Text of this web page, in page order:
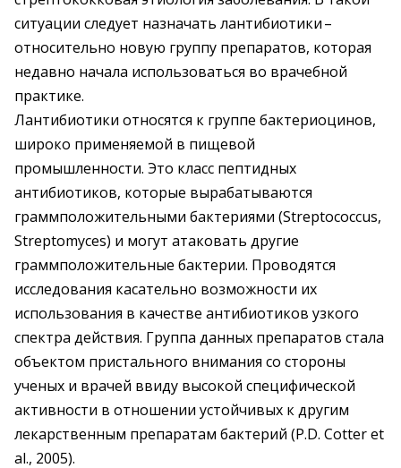
ситуа­ции следует назначать лантибиотики – ​
относительно новую группу препаратов, которая
недавно начала исполь­зоваться во врачебной
практике.
Лантибиотики относятся к группе бактериоцинов,
широко применяемой в пищевой
промышленности. Это класс пептидных
антибиотиков, которые вырабатываются
граммположительными бактериями (Streptococcus,
Streptomyces) и могут атаковать другие
граммположительные бактерии. Проводятся
исследования касательно возможности их
использования в качестве антибиотиков узкого
спектра действия. Группа данных препаратов стала
объектом пристального внимания со стороны
ученых и врачей ввиду высокой специфической
активности в ­отношении устойчивых к другим
лекарственным препаратам бактерий (P.D. Cotter et
al., 2005).